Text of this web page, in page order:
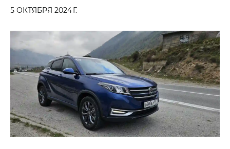
5 ОКТЯБРЯ 2024 Г.